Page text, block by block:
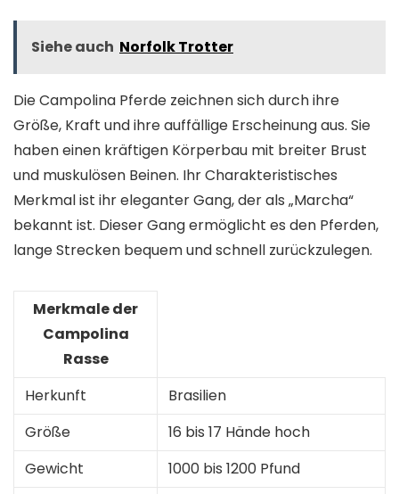
Siehe auch Norfolk Trotter
Die Campolina Pferde zeichnen sich durch ihre
Größe, Kraft und ihre auffällige Erscheinung aus. Sie
haben einen kräftigen Körperbau mit breiter Brust
und muskulösen Beinen. Ihr Charakteristisches
Merkmal ist ihr eleganter Gang, der als „Marcha“
bekannt ist. Dieser Gang ermöglicht es den Pferden,
lange Strecken bequem und schnell zurückzulegen.
Merkmale der
Campolina
Rasse
Herkunft
Brasilien
Größe
16 bis 17 Hände hoch
Gewicht
1000 bis 1200 Pfund